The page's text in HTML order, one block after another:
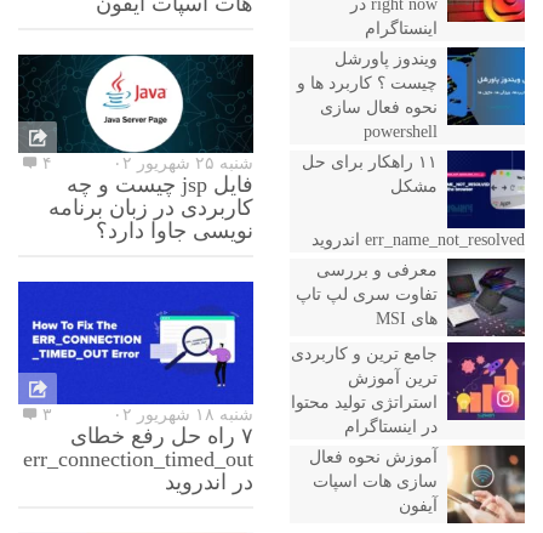
right now در
اینستاگرام
ویندوز پاورشل
چیست ؟ کاربرد ها و
نحوه فعال سازی
powershell
۱۱ راهکار برای حل
مشکل
err_name_not_resolved اندروید
معرفی و بررسی
تفاوت سری لپ تاپ
های MSI
جامع ترین و کاربردی
ترین آموزش
استراتژی تولید محتوا
در اینستاگرام
آموزش نحوه فعال
سازی هات اسپات
آیفون
شنبه ۲۵ شهریور ۰۲ ۴
فایل jsp چیست و چه
کاربردی در زبان برنامه
نویسی جاوا دارد؟
شنبه ۱۸ شهریور ۰۲ ۳
۷ راه حل رفع خطای
err_connection_timed_out
در اندروید